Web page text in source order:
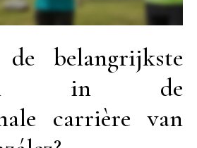
belangrijkste
in de
carrière van